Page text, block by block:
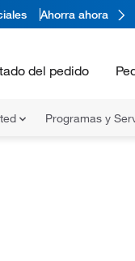
Ahorra ahora
del pedido
Programas y